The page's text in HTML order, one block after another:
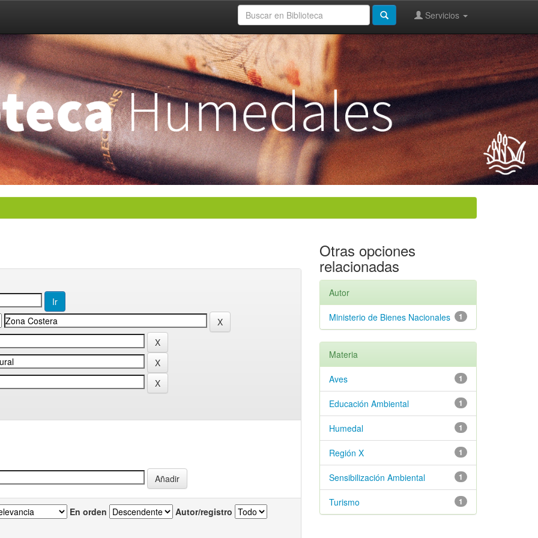
Servicios
En orden Autor/registro
Otras opciones
relacionadas
Autor
1
Ministerio de Bienes Nacionales
Materia
1
Aves
1
Educación Ambiental
1
Humedal
1
Región X
1
Sensibilización Ambiental
1
Turismo